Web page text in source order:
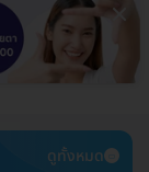
ดูทั้งหมด